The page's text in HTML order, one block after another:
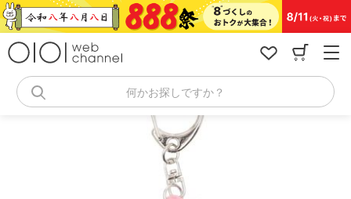
コ
ン
何かお探しですか？